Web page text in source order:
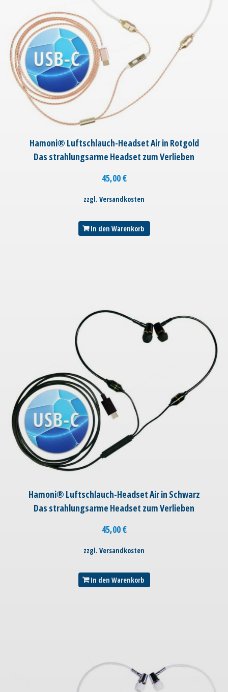
Hamoni® Luftschlauch-Headset Air in Rotgold
Das strahlungsarme Headset zum Verlieben
45,00€
zzgl. Versandkosten
In den Warenkorb
Hamoni® Luftschlauch-Headset Air in Schwarz
Das strahlungsarme Headset zum Verlieben
45,00€
zzgl. Versandkosten
In den Warenkorb